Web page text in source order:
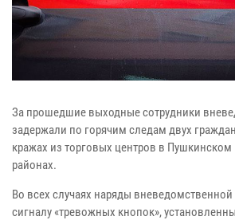
За прошедшие выходные сотрудники
задержали по горячим следам двух
кражах из торговых центров в Пушкинском
районах.
Во всех случаях наряды
сигналу «тревожных кнопок»,